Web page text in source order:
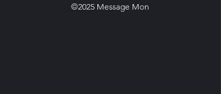
©2025 Message Mon